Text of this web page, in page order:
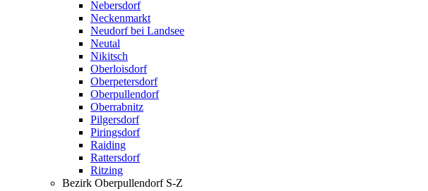
Nebersdorf
Neckenmarkt
Neudorf bei Landsee
Neutal
Nikitsch
Oberloisdorf
Oberpetersdorf
Oberpullendorf
Oberrabnitz
Pilgersdorf
Piringsdorf
Raiding
Rattersdorf
Ritzing
Bezirk Oberpullendorf S-Z